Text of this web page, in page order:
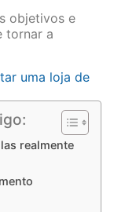
objetivos e
tornar a
uma loja de
realmente